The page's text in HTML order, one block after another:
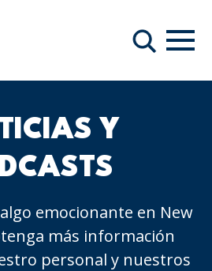
Buscar
Y
emocionante en New
más información
personal y nuestros